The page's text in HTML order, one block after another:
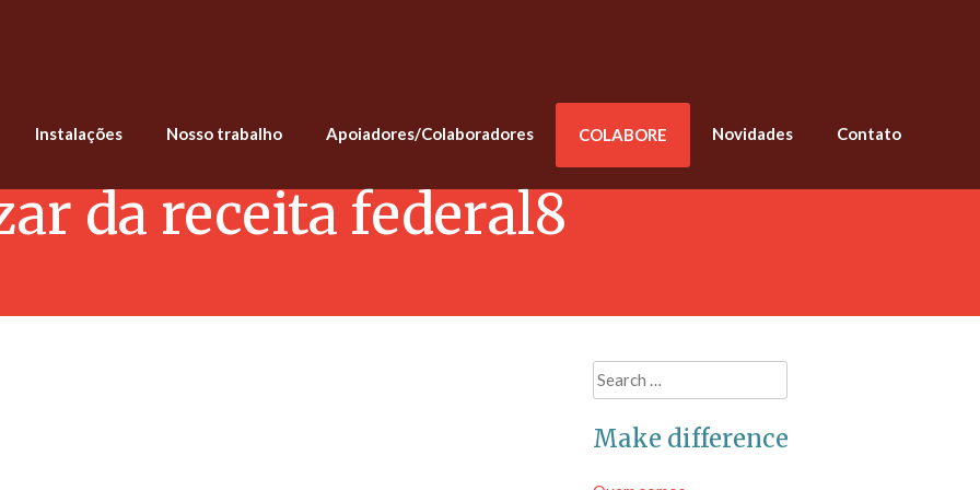
Instalações Nosso trabalho Apoiadores/Colaboradores COLABORE Novidades Contato
da receita federal8
Search
for:
Make difference